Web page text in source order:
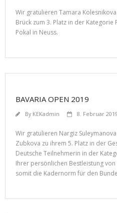
Wir gratulieren Tamara
Brück zum 3. Platz in der
Pokal in Neuss.
BAVARIA OPEN 2019
By KEKadmin 8. Februar 2019
Wir gratulieren Nargiz
Zubkova zu ihrem 5. Platz in der
Deutsche Teilnehmerin in der
Ihrer persönlichen Bestleistung
somit die Kadernorm für den